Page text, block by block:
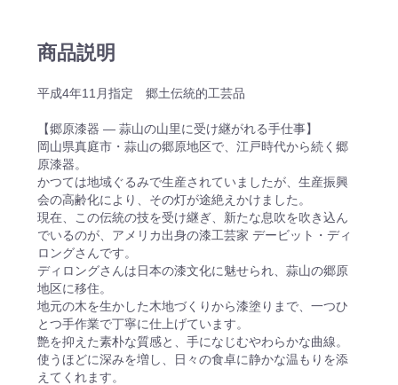
商品説明
平成4年11月指定 郷土伝統的工芸品
【郷原漆器 — 蒜山の山里に受け継がれる手仕事】
岡山県真庭市・蒜山の郷原地区で、江戸時代から続く郷
原漆器。
かつては地域ぐるみで生産されていましたが、生産振興
会の高齢化により、その灯が途絶えかけました。
現在、この伝統の技を受け継ぎ、新たな息吹を吹き込ん
でいるのが、アメリカ出身の漆工芸家 デービット・ディ
ロングさんです。
ディロングさんは日本の漆文化に魅せられ、蒜山の郷原
地区に移住。
地元の木を生かした木地づくりから漆塗りまで、一つひ
とつ手作業で丁寧に仕上げています。
艶を抑えた素朴な質感と、手になじむやわらかな曲線。
使うほどに深みを増し、日々の食卓に静かな温もりを添
えてくれます。